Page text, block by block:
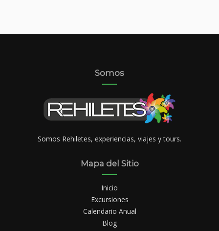
Somos
Somos Rehiletes, experiencias, viajes y tours.
Mapa del Sitio
Inicio
Excursiones
Calendario Anual
Blog